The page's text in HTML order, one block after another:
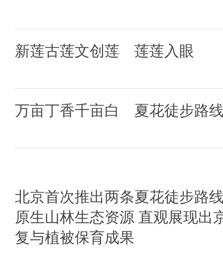
新莲古莲文创莲 莲莲入眼
万亩丁香千亩白 夏花徒步路
北京首次推出两条夏花徒步路
原生山林生态资源 直观展现出
复与植被保育成果